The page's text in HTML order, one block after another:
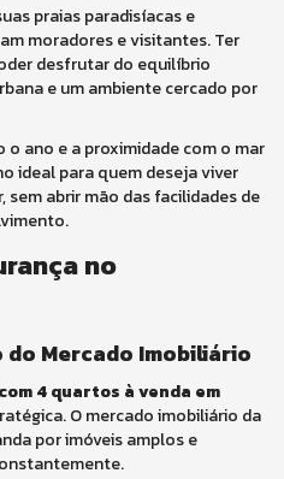
praias paradisíacas e
moradores e visitantes. Ter
desfrutar do equilíbrio
e um ambiente cercado por
ano e a proximidade com o mar
ideal para quem deseja viver
abrir mão das facilidades de
no
Mercado Imobiliário
4 quartos à venda em
O mercado imobiliário da
por imóveis amplos e